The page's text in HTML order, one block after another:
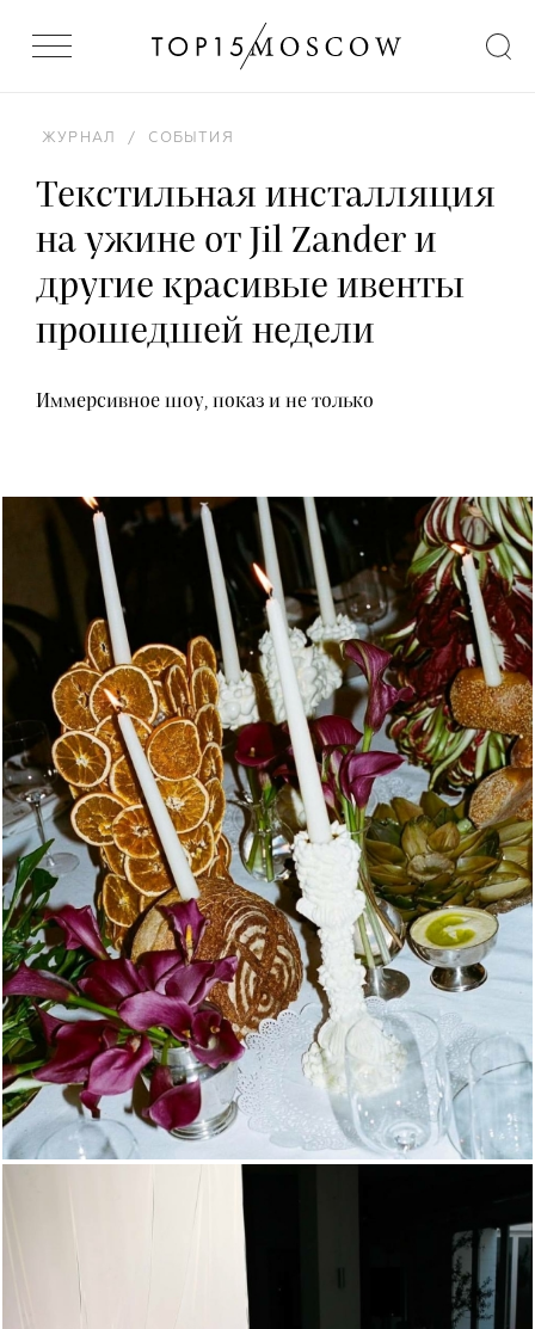
ЖУРНАЛ / СОБЫТИЯ
Текстильная инсталляция
на ужине от Jil Zander и
другие красивые ивенты
прошедшей недели
Иммерсивное шоу, показ и не только